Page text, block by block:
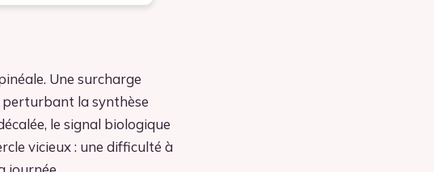
Une surcharge
perturbant la synthèse
le signal biologique
vicieux : une difficulté à